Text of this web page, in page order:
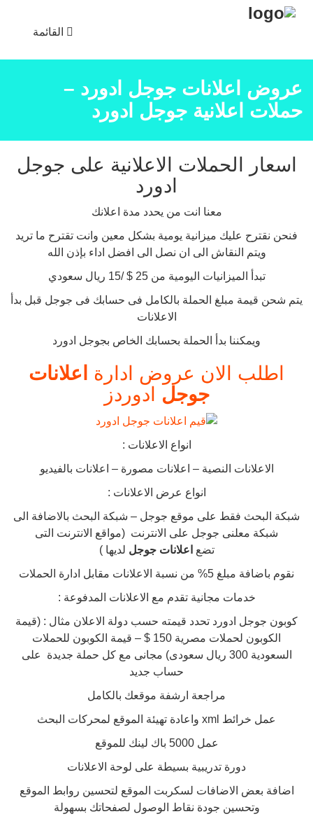
القائمة
عروض اعلانات جوجل ادورد –
حملات اعلانية جوجل ادورد
اسعار الحملات الاعلانية على جوجل
ادورد
معنا انت من يحدد مدة اعلانك
فنحن نقترح عليك ميزانية يومية بشكل معين وانت تقترح ما تريد
ويتم النقاش الى ان نصل الى افضل اداء بإذن الله
تبدأ الميزانيات اليومية من 25 $ /15 ريال سعودي
يتم شحن قيمة مبلغ الحملة بالكامل فى حسابك فى جوجل قبل بدأ
الاعلانات
ويمكننا بدأ الحملة بحسابك الخاص بجوجل ادورد
اطلب الان عروض ادارة
اعلانات
جوجل ادوردز
انواع الاعلانات :
الاعلانات النصية – اعلانات مصورة – اعلانات بالفيديو
انواع عرض الاعلانات :
شبكة البحث فقط على موقع جوجل – شبكة البحث بالاضافة الى
شبكة معلنى جوجل على الانترنت (مواقع الانترنت التى
تضع اعلانات جوجل لديها )
نقوم باضافة مبلغ 5% من نسبة الاعلانات مقابل ادارة الحملات
خدمات مجانية تقدم مع الاعلانات المدفوعة :
كوبون جوجل ادورد تحدد قيمته حسب دولة الاعلان مثال : (قيمة
الكوبون لحملات مصرية 150 $ – قيمة الكوبون للحملات
السعودية 300 ريال سعودى) مجانى مع كل حملة جديدة على
حساب جديد
مراجعة ارشفة موقعك بالكامل
عمل خرائط xml واعادة تهيئة الموقع لمحركات البحث
عمل 5000 باك لينك للموقع
دورة تدريبية بسيطة على لوحة الاعلانات
اضافة بعض الاضافات لسكربت الموقع لتحسين روابط الموقع
وتحسين جودة نقاط الوصول لصفحاتك بسهولة